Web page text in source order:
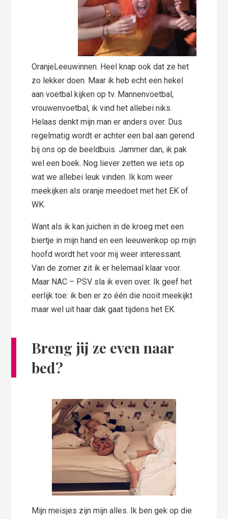
OranjeLeeuwinnen. Heel knap ook dat ze het
zo lekker doen. Maar ik heb echt een hekel
aan voetbal kijken op tv. Mannenvoetbal,
vrouwenvoetbal, ik vind het allebei niks.
Helaas denkt mijn man er anders over. Dus
regelmatig wordt er achter een bal aan gerend
bij ons op de beeldbuis. Jammer dan, ik pak
wel een boek. Nog liever zetten we iets op
wat we allebei leuk vinden. Ik kom weer
meekijken als oranje meedoet met het EK of
WK.
Want als ik kan juichen in de kroeg met een
biertje in mijn hand en een leeuwenkop op mijn
hoofd wordt het voor mij weer interessant.
Van de zomer zit ik er helemaal klaar voor.
Maar NAC – PSV sla ik even over. Ik geef het
eerlijk toe: ik ben er zo één die nooit meekijkt
maar wel uit haar dak gaat tijdens het EK.
Breng jij ze even naar
bed?
Mijn meisjes zijn mijn alles. Ik ben gek op die